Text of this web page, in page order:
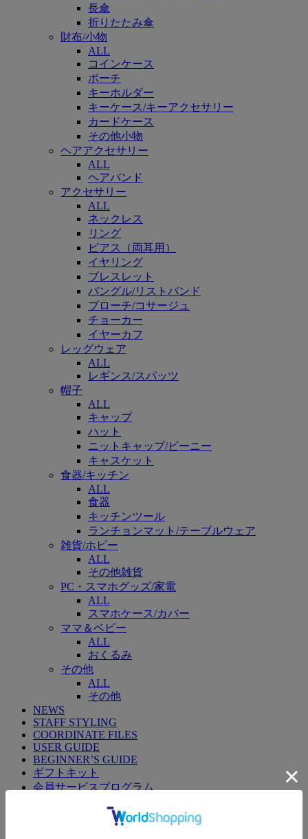
長傘
折りたたみ傘
財布/小物
ALL
コインケース
ポーチ
キーホルダー
キーケース/キーアクセサリー
カードケース
その他小物
ヘアアクセサリー
ALL
ヘアバンド
アクセサリー
ALL
ネックレス
リング
ピアス（両耳用）
イヤリング
ブレスレット
バングル/リストバンド
ブローチ/コサージュ
チョーカー
イヤーカフ
レッグウェア
ALL
レギンス/スパッツ
帽子
ALL
キャップ
ハット
ニットキャップ/ビーニー
キャスケット
食器/キッチン
ALL
食器
キッチンツール
ランチョンマット/テーブルウェア
雑貨/ホビー
ALL
その他雑貨
PC・スマホグッズ/家電
ALL
スマホケース/カバー
ママ＆ベビー
ALL
おくるみ
その他
ALL
その他
NEWS
STAFF STYLING
COORDINATE FILES
USER GUIDE
BEGINNER’S GUIDE
ギフトキット
会員サービスプログラム